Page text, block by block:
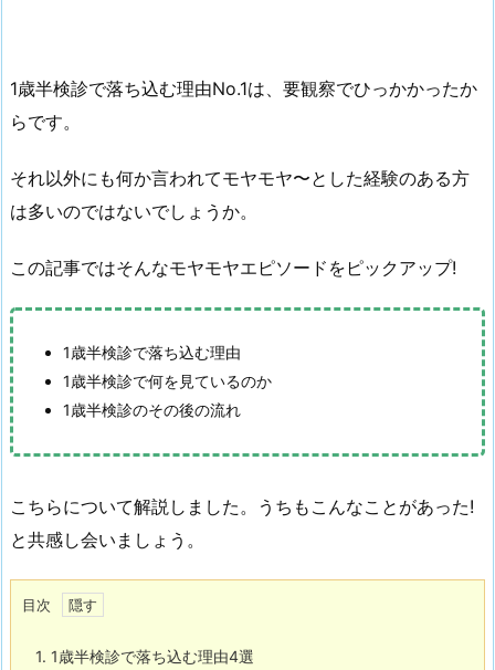
1歳半検診で落ち込む理由No.1は、要観察でひっかかったか
らです。
それ以外にも何か言われてモヤモヤ〜とした経験のある方
は多いのではないでしょうか。
この記事ではそんなモヤモヤエピソードをピックアップ!
1歳半検診で落ち込む理由
1歳半検診で何を見ているのか
1歳半検診のその後の流れ
こちらについて解説しました。うちもこんなことがあった!
と共感し会いましょう。
目次
1. 1歳半検診で落ち込む理由4選